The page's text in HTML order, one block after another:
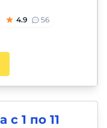
4.9 56
1 по 11